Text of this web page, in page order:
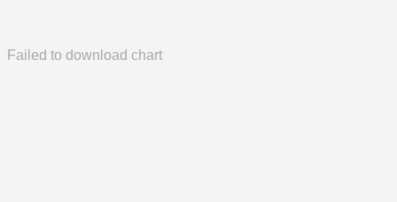
Failed to download chart